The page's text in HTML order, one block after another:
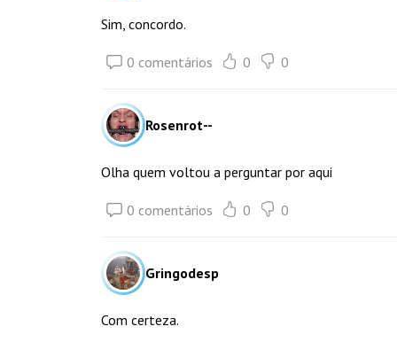
Sim, concordo.
0 comentários 0 0
Rosenrot--
Olha quem voltou a perguntar por aqui
0 comentários 0 0
Gringodesp
Com certeza.